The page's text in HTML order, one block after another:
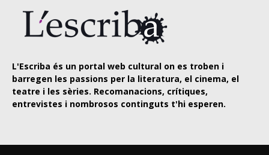
L'Escriba és un portal web cultural on es troben i
barregen les passions per la literatura, el cinema, el
teatre i les sèries. Recomanacions, crítiques,
entrevistes i nombrosos continguts t'hi esperen.